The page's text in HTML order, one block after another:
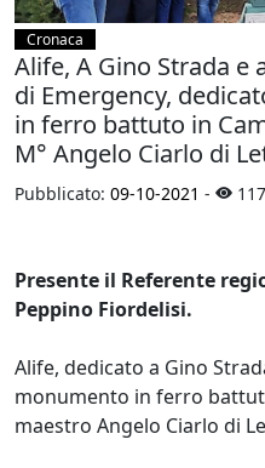
Cronaca
Alife, A Gino Strada e
di Emergency,
in ferro battuto in
M° Angelo Ciarlo di
Pubblicato: 09-10-2021 -
Presente il Referente
Peppino Fiordelisi.
Alife, dedicato a Gino
monumento in ferro
maestro Angelo Ciarlo di